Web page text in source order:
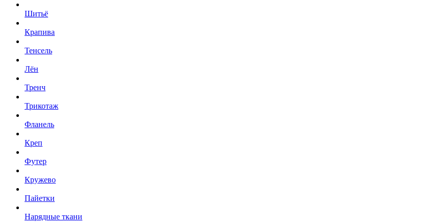
Шитьё
Крапива
Тенсель
Лён
Тренч
Трикотаж
Фланель
Креп
Футер
Кружево
Пайетки
Нарядные ткани